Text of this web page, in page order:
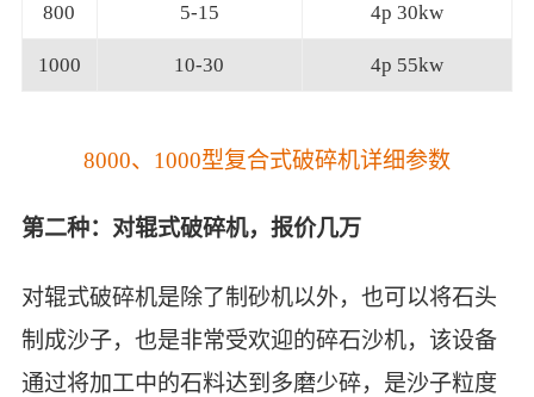
800 5-15 4p 30kw
1000 10-30 4p 55kw
8000、1000型复合式破碎机详细参数
第二种：对辊式破碎机，报价几万
对辊式破碎机是除了制砂机以外，也可以将石头
制成沙子，也是非常受欢迎的碎石沙机，该设备
通过将加工中的石料达到多磨少碎，是沙子粒度